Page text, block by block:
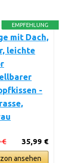
EMPFEHLUNG
mit Dach,
leichte
-
35,99 €
€
ansehen